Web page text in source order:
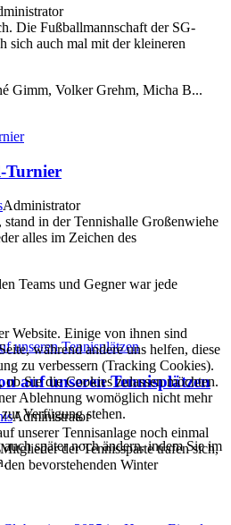
Die Fußballmannschaft der SG-
sich auch mal mit der kleineren
Gimm, Volker Grehm, Micha B...
Turnier
Administrator
in der Tennishalle Großenwiehe
alles im Zeichen des
Teams und Gegner war jede
auf unseren Tennisplätzen
Administrator
unserer Tennisanlage noch einmal
der Tennissparte trafen sich,
bevorstehenden Winter
Website. Einige von ihnen sind
während andere uns helfen, diese
zu verbessern (Tracking Cookies).
ob Sie die Cookies zulassen möchten.
Ablehnung womöglich nicht mehr
Verfügung stehen.
später noch ändern, indem Sie im